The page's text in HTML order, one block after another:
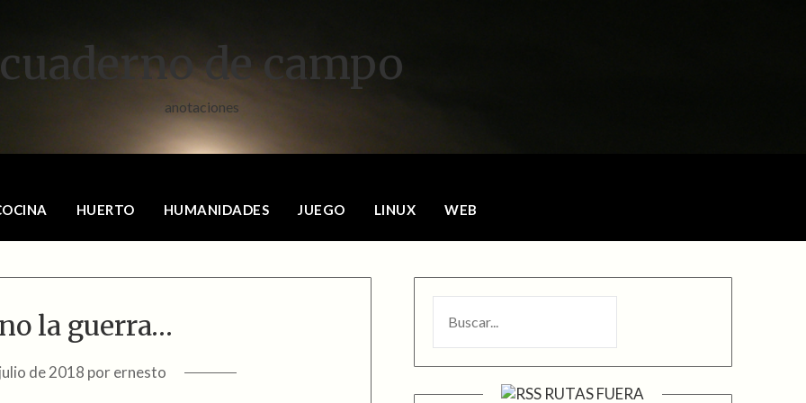
cuaderno de campo
anotaciones
HUERTO HUMANIDADES JUEGO LINUX WEB
la guerra…
de 2018 porernesto
RUTAS FUERA